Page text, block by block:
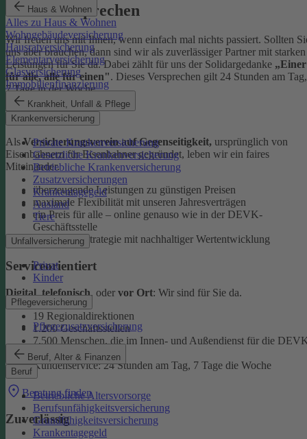
Haus & Wohnen
Alles zu Haus & Wohnen
Wohngebäudeversicherung
Hausratversicherung
Elementarversicherung
Glasversicherung
Immobilienfinanzierung
Krankheit, Unfall & Pflege
Krankenversicherung
Private Krankenversicherung
Gesetzliche Krankenversicherung
Betriebliche Krankenversicherung
Zusatzversicherungen
Krankentagegeld
Ausland
Tiere
Unfallversicherung
Privat
Kinder
Pflegeversicherung
Pflegezusatzversicherung
Beruf, Alter & Finanzen
Beruf
Betriebliche Altersvorsorge
Berufsunfähigkeitsversicherung
Grundfähigkeitsversicherung
Krankentagegeld
Unser Versprechen
Wir freuen uns mit Ihnen, wenn einfach mal nichts passiert. Sollten
uns aber brauchen, dann sind wir als zuverlässiger Partner mit starken
Leistungen für Sie da. Dabei zählt für uns der Solidargedanke „Einer
für alle, alle für einen". Dieses Versprechen gilt 24 Stunden am Tag,
7 Tage in der Woche.
Ehrlich
AlsVersicherungsverein auf Gegenseitigkeit, ursprünglich von
Eisenbahnern für Eisenbahner gegründet, leben wir ein faires
Miteinander.
überzeugende Leistungen zu günstigen Preisen
maximale Flexibilität mit unseren Jahresverträgen
ein Preis für alle – online genauso wie in der DEVK-
Geschäftsstelle
faire Anlagestrategie mit nachhaltiger Wertentwicklung
Serviceorientiert
Digital,telefonisch, oder vor Ort: Wir sind für Sie da.
19 Regionaldirektionen
1.200 Geschäftsstellen
7.500 Menschen, die im Innen- und Außendienst für die
arbeiten
Kundenservice: 24 Stunden am Tag, 7 Tage die Woche
Beratung finden
Zuverlässig